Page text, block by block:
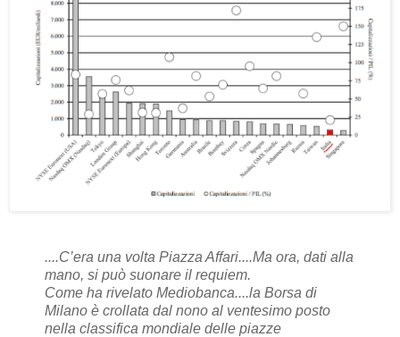
....C’era una volta Piazza Affari....Ma ora, dati alla
mano, si può suonare il requiem.
Come ha rivelato Mediobanca....la Borsa di
Milano è crollata dal nono al ventesimo posto
nella classifica mondiale delle piazze